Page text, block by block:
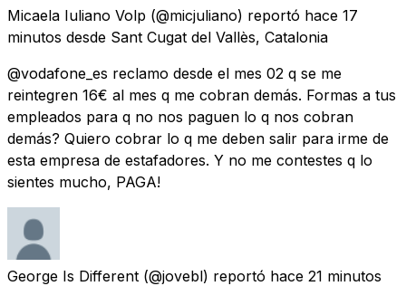
Micaela Iuliano Volp (@micjuliano) reportó hace 17
minutos desde Sant Cugat del Vallès, Catalonia
@vodafone_es reclamo desde el mes 02 q se me
reintegren 16€ al mes q me cobran demás. Formas a tus
empleados para q no nos paguen lo q nos cobran
demás? Quiero cobrar lo q me deben salir para irme de
esta empresa de estafadores. Y no me contestes q lo
sientes mucho, PAGA!
George Is Different (@jovebl) reportó hace 21 minutos